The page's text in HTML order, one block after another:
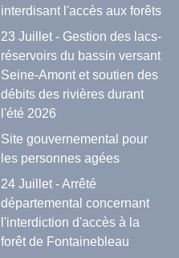
interdisant l'accès aux forêts
23 Juillet - Gestion des lacs-
réservoirs du bassin versant
Seine-Amont et soutien des
débits des rivières durant
l'été 2026
Site gouvernemental pour
les personnes agées
24 Juillet - Arrêté
départemental concernant
l'interdiction d'accès à la
forêt de Fontainebleau